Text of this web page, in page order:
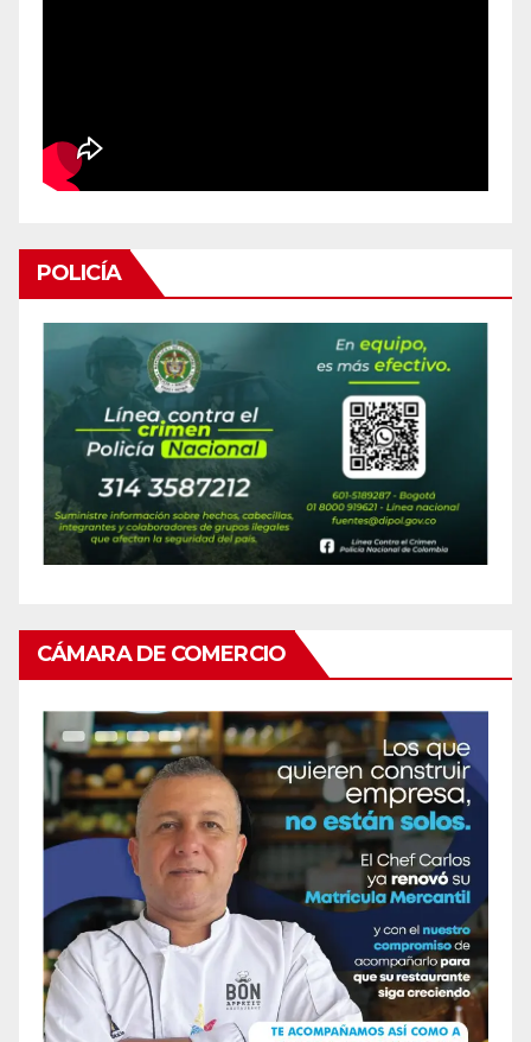
POLICÍA
CÁMARA DE COMERCIO